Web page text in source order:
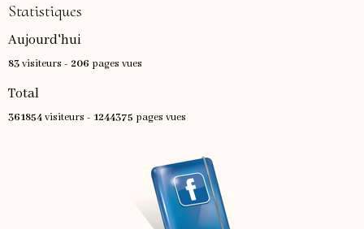
Statistiques
Aujourd'hui
83visiteurs - 206 pages vues
Total
361854visiteurs - 1244375 pages vues